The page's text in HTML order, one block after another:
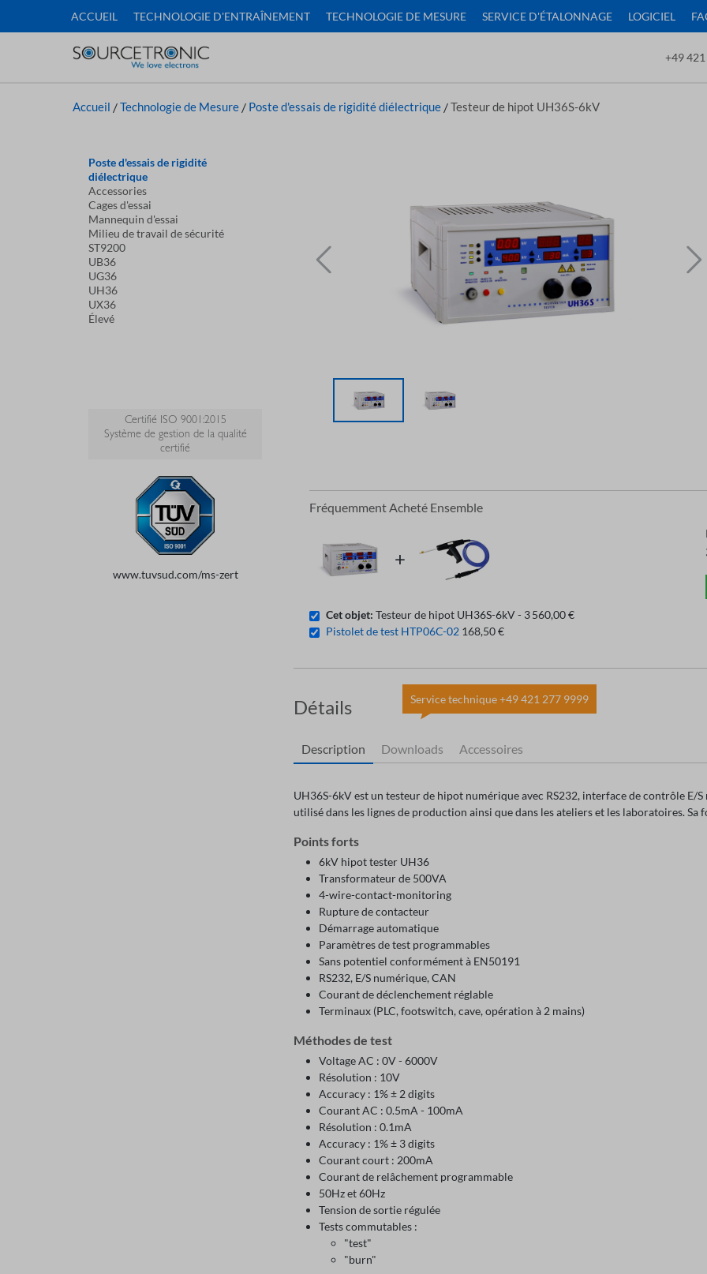
ACCUEIL TECHNOLOGIE D'ENTRAÎNEMENT TECHNOLOGIE DE MESURE SERVICE D'ÉTALONNAGE LOGICIEL
+49
Accueil /Technologie de Mesure / Poste d'essais de rigidité diélectrique /Testeur de hipot UH36S-6kV
Poste d'essais de rigidité
diélectrique
Accessories
Cages d'essai
Mannequin d'essai
Milieu de travail de sécurité
ST9200
UB36
UG36
UH36
UX36
Élevé
Certifié ISO 9001:2015
Système de gestion de la qualité
certifié
www.tuvsud.com/ms-zert
Fréquemment Acheté Ensemble
Cet objet: Testeur de hipot UH36S-6kV - 3 560,00 €
Pistolet de test HTP06C-02 168,50 €
Détails
Service technique +49 421 277 9999
Description Downloads Accessoires
UH36S-6kV est un testeur de hipot numérique avec RS232, interface de contrôle
utilisé dans les lignes de production ainsi que dans les ateliers et les laboratoires.
Points forts
6kV hipot tester UH36
Transformateur de 500VA
4-wire-contact-monitoring
Rupture de contacteur
Démarrage automatique
Paramètres de test programmables
Sans potentiel conformément à EN50191
RS232, E/S numérique, CAN
Courant de déclenchement réglable
Terminaux (PLC, footswitch, cave, opération à 2 mains)
Méthodes de test
Voltage AC : 0V - 6000V
Résolution : 10V
Accuracy : 1% ± 2 digits
Courant AC : 0.5mA - 100mA
Résolution : 0.1mA
Accuracy : 1% ± 3 digits
Courant court : 200mA
Courant de relâchement programmable
50Hz et 60Hz
Tension de sortie régulée
Tests commutables :
"test"
"burn"